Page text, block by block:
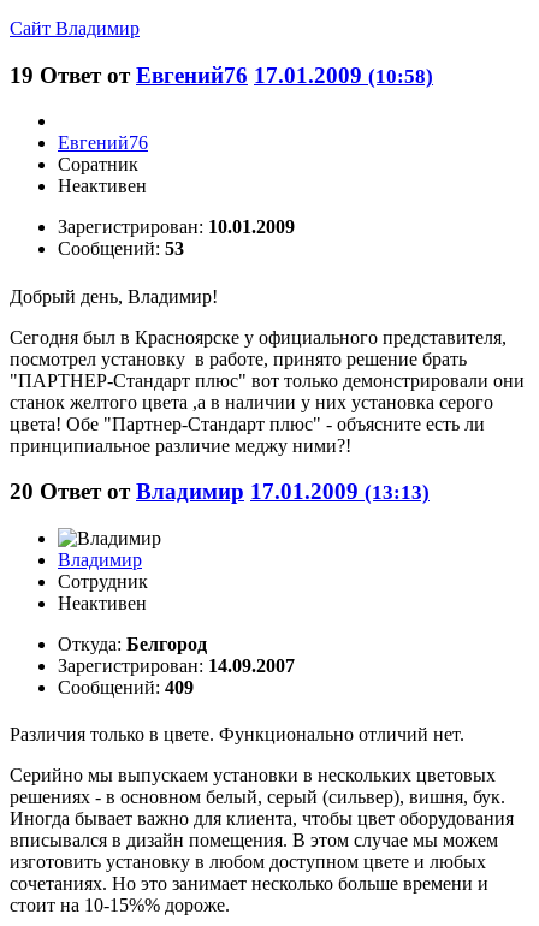
Сайт Владимир
19 Ответ отЕвгений76 17.01.2009 (10:58)
Евгений76
Соратник
Неактивен
Зарегистрирован: 10.01.2009
Сообщений: 53
Добрый день, Владимир!
Сегодня был в Красноярске у официального представителя,
посмотрел установку в работе, принято решение брать
"ПАРТНЕР-Стандарт плюс" вот только демонстрировали они
станок желтого цвета ,а в наличии у них установка серого
цвета! Обе "Партнер-Стандарт плюс" - объясните есть ли
принципиальное различие меджу ними?!
20 Ответ отВладимир 17.01.2009 (13:13)
Владимир
Сотрудник
Неактивен
Откуда: Белгород
Зарегистрирован: 14.09.2007
Сообщений: 409
Различия только в цвете. Функционально отличий нет.
Серийно мы выпускаем установки в нескольких цветовых
решениях - в основном белый, серый (сильвер), вишня, бук.
Иногда бывает важно для клиента, чтобы цвет оборудования
вписывался в дизайн помещения. В этом случае мы можем
изготовить установку в любом доступном цвете и любых
сочетаниях. Но это занимает несколько больше времени и
стоит на 10-15%% дороже.